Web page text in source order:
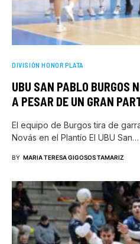
DIVISIÓN HONOR PLATA
UBU SAN PABLO BURGOS
A PESAR DE UN GRAN
El equipo de Burgos tira de
Novás en el Plantío El UBU San…
BY MARIA TERESA GIGOSOS TAMARIZ